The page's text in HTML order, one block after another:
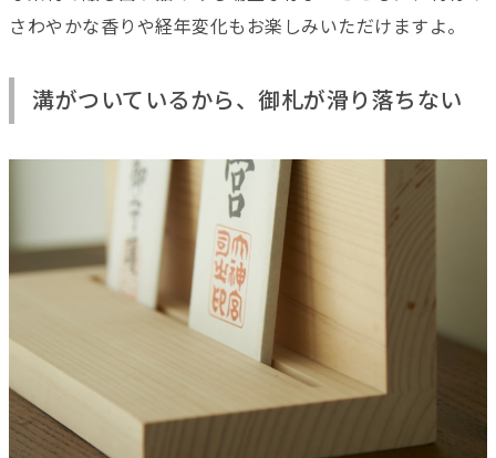
さわやかな香りや経年変化もお楽しみいただけますよ。
溝がついているから、御札が滑り落ちない